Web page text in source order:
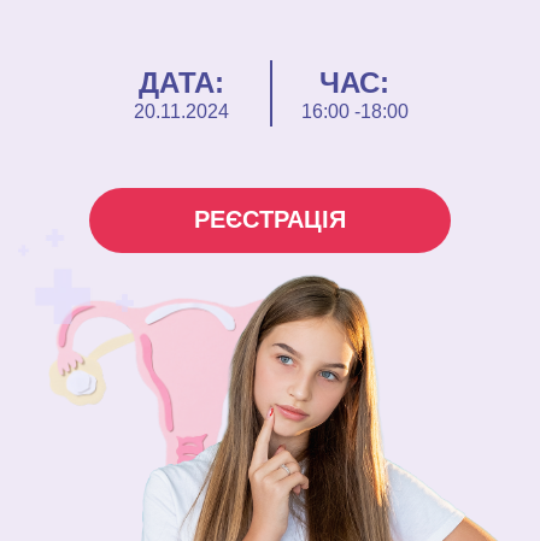
ДАТА: ЧАС:
20.11.2024 16:00 -18:00
РЕЄСТРАЦІЯ